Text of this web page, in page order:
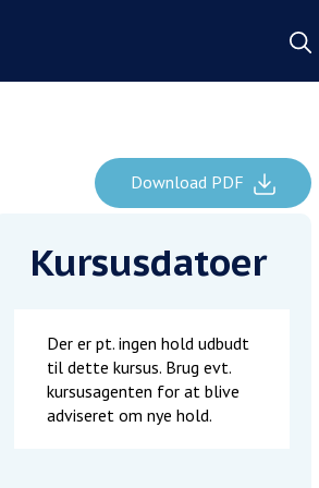
Download PDF
Kursusdatoer
Der er pt. ingen hold udbudt
til dette kursus. Brug evt.
kursusagenten for at blive
adviseret om nye hold.